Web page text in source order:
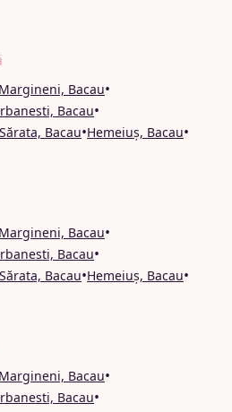
Margineni, Bacau•
Bacau•
Sărata, Bacau•Hemeiuș, Bacau•
Margineni, Bacau•
Bacau•
Sărata, Bacau•Hemeiuș, Bacau•
Margineni, Bacau•
Bacau•